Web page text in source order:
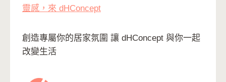
靈感，來 dHConcept
創造專屬你的居家氛圍 讓 dHConcept 與你一起
改變生活